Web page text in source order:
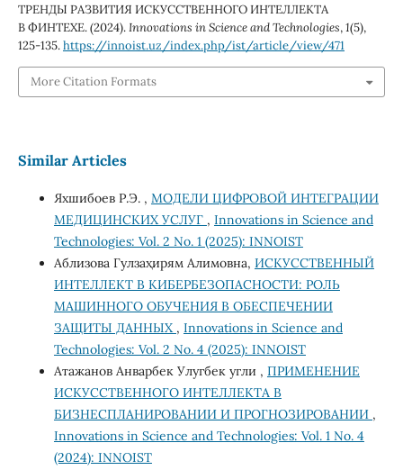
ТРЕНДЫ РАЗВИТИЯ ИСКУССТВЕННОГО ИНТЕЛЛЕКТА
В ФИНТЕХЕ. (2024).Innovations in Science and Technologies,1(5),
125-135.https://innoist.uz/index.php/ist/article/view/471
More Citation Formats
Similar Articles
Яхшибоев Р.Э. , МОДЕЛИ ЦИФРОВОЙ ИНТЕГРАЦИИ
МЕДИЦИНСКИХ УСЛУГ , Innovations in Science and
Technologies: Vol. 2 No. 1 (2025): INNOIST
Аблизова Гулзаҳирям Алимовна, ИСКУССТВЕННЫЙ
ИНТЕЛЛЕКТ В КИБЕРБЕЗОПАСНОСТИ: РОЛЬ
МАШИННОГО ОБУЧЕНИЯ В ОБЕСПЕЧЕНИИ
ЗАЩИТЫ ДАННЫХ , Innovations in Science and
Technologies: Vol. 2 No. 4 (2025): INNOIST
Атажанов Анварбек Улугбек угли , ПРИМЕНЕНИЕ
ИСКУССТВЕННОГО ИНТЕЛЛЕКТА В
БИЗНЕСПЛАНИРОВАНИИ И ПРОГНОЗИРОВАНИИ ,
Innovations in Science and Technologies: Vol. 1 No. 4
(2024): INNOIST